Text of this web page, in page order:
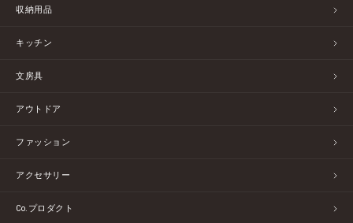
収納用品
キッチン
文房具
アウトドア
ファッション
アクセサリー
Co.プロダクト